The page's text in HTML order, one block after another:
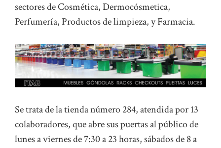
sectores de Cosmética, Dermocósmetica,
Perfumería, Productos de limpieza, y Farmacia.
Se trata de la tienda número 284, atendida por 13
colaboradores, que abre sus puertas al público de
lunes a viernes de 7:30 a 23 horas, sábados de 8 a